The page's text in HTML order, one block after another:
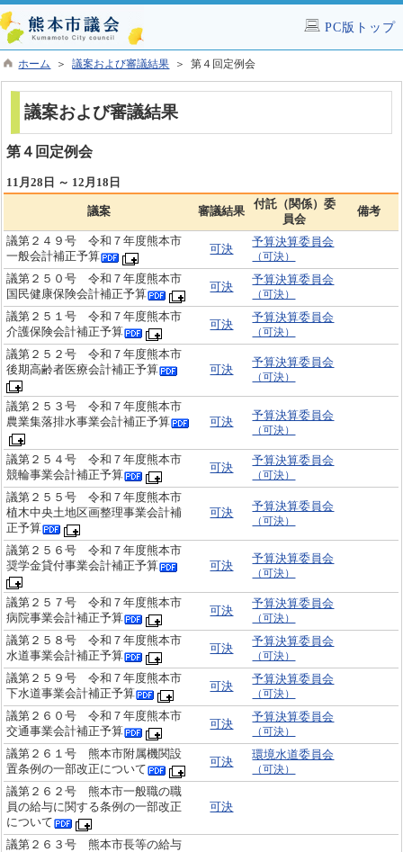
PC版トップ
ホーム ＞議案および審議結果 ＞ 第４回定例会
議案および審議結果
第４回定例会
11月28日 ～ 12月18日
議案 審議結果
付託（関係）委
員会
備考
議第２４９号 令和７年度熊本市
一般会計補正予算
可決
予算決算委員会
（可決）
議第２５０号 令和７年度熊本市
国民健康保険会計補正予算
可決
予算決算委員会
（可決）
議第２５１号 令和７年度熊本市
介護保険会計補正予算
可決
予算決算委員会
（可決）
議第２５２号 令和７年度熊本市
後期高齢者医療会計補正予算
可決
予算決算委員会
（可決）
議第２５３号 令和７年度熊本市
農業集落排水事業会計補正予算
可決 予算決算委員会
（可決）
議第２５４号 令和７年度熊本市
競輪事業会計補正予算
可決
予算決算委員会
（可決）
議第２５５号 令和７年度熊本市
植木中央土地区画整理事業会計補
正予算
可決 予算決算委員会
（可決）
議第２５６号 令和７年度熊本市
奨学金貸付事業会計補正予算
可決
予算決算委員会
（可決）
議第２５７号 令和７年度熊本市
病院事業会計補正予算
可決
予算決算委員会
（可決）
議第２５８号 令和７年度熊本市
水道事業会計補正予算
可決
予算決算委員会
（可決）
議第２５９号 令和７年度熊本市
下水道事業会計補正予算
可決
予算決算委員会
（可決）
議第２６０号 令和７年度熊本市
交通事業会計補正予算
可決
予算決算委員会
（可決）
議第２６１号 熊本市附属機関設
置条例の一部改正について
可決
環境水道委員会
（可決）
議第２６２号 熊本市一般職の職
員の給与に関する条例の一部改正
について
可決
議第２６３号 熊本市長等の給与